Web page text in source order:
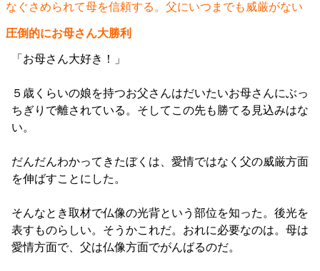
なぐさめられて母を信頼する。父にいつまでも威厳がない
圧倒的にお母さん大勝利
「お母さん大好き！」
５歳くらいの娘を持つお父さんはだいたいお母さんにぶっ
ちぎりで離されている。そしてこの先も勝てる見込みはな
い。
だんだんわかってきたぼくは、愛情ではなく父の威厳方面
を伸ばすことにした。
そんなとき取材で仏像の光背という部位を知った。後光を
表すものらしい。そうかこれだ。おれに必要なのは。母は
愛情方面で、父は仏像方面でがんばるのだ。